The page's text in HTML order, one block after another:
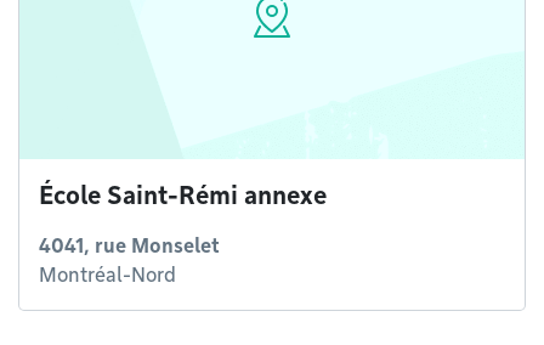
École Saint-Rémi annexe
4041, rue Monselet
Montréal-Nord